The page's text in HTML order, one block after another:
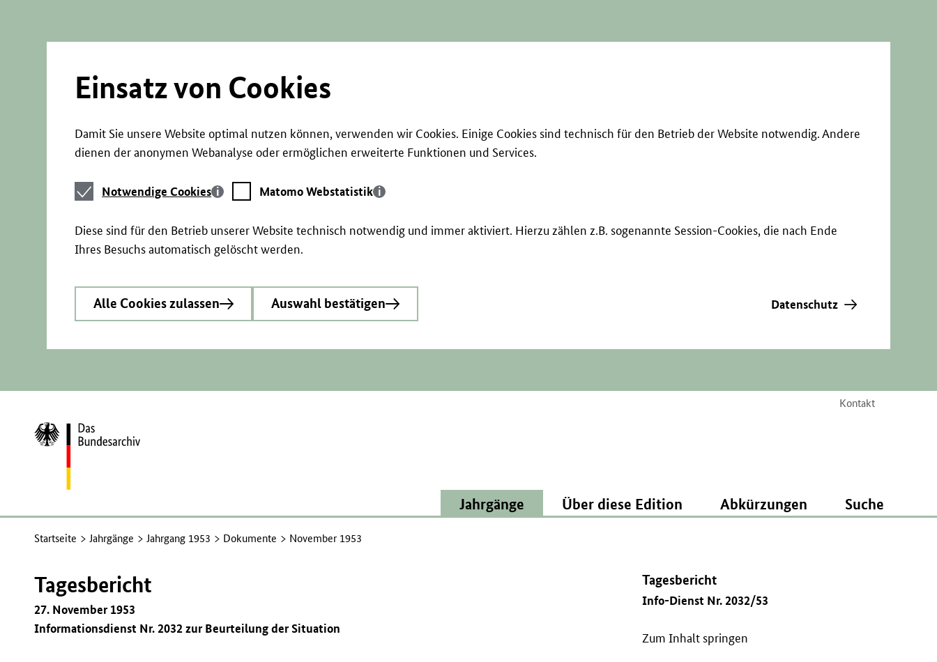
Einsatz von Cookies
Damit Sie unsere Website optimal nutzen können, verwenden wir Cookies. Einige Cookies sind technisch für den Betrieb der Website notwendig. Andere
dienen der anonymen Webanalyse oder ermöglichen erweiterte Funktionen und Services.
Notwendige
Cookies
Notwendige Cookies
Matomo
Webstatistik
Matomo Webstatistik
Diese sind für den Betrieb unserer Website technisch notwendig und immer aktiviert. Hierzu zählen z.B. sogenannte Session-Cookies, die nach Ende
Ihres Besuchs automatisch gelöscht werden.
Alle Cookies zulassen Auswahl bestätigen Datenschutz
Kontakt
Zur
Startseite
Jahrgänge Über diese Edition Abkürzungen Suche
Startseite Jahrgänge Jahrgang 1953 Dokumente November 1953
Tagesbericht
Info-Dienst Nr. 2032/53
Zum Inhalt springen
Tagesbericht
27. November 1953
Informationsdienst Nr. 2032 zur Beurteilung der Situation